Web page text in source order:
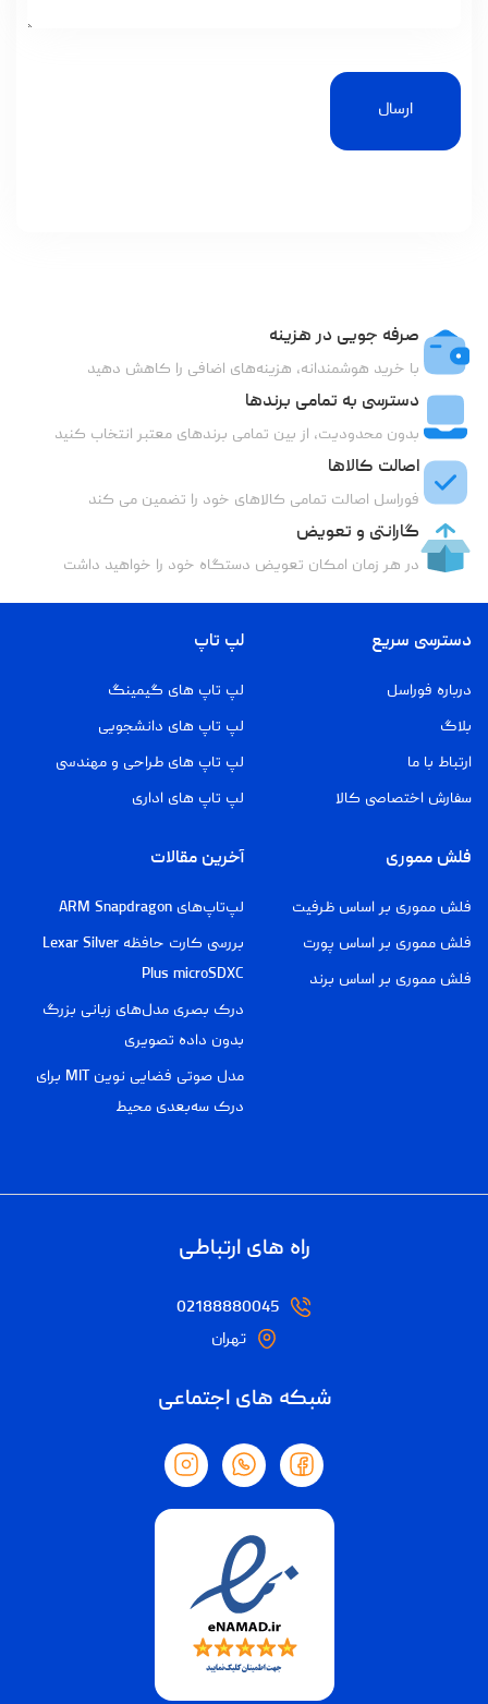
ارسال
صرفه جویی در هزینه
با خرید هوشمندانه، هزینه‌های اضافی را کاهش دهید
دسترسی به تمامی برندها
بدون محدودیت، از بین تمامی برندهای معتبر انتخاب کنید
اصالت کالاها
فوراسل اصالت تمامی کالاهای خود را تضمین می کند
گارانتی و تعویض
در هر زمان امکان تعویض دستگاه خود را خواهید داشت
دسترسی سریع
درباره فوراسل
بلاگ
ارتباط با ما
سفارش اختصاصی کالا
لپ تاپ
لپ تاپ های گیمینگ
لپ تاپ های دانشجویی
لپ تاپ های طراحی و مهندسی
لپ تاپ های اداری
فلش مموری
فلش مموری بر اساس ظرفیت
فلش مموری بر اساس پورت
فلش مموری بر اساس برند
آخرین مقالات
لپ‌تاپ‌های ARM Snapdragon
بررسی کارت حافظه Lexar Silver
Plus microSDXC
درک بصری مدل‌های زبانی بزرگ
بدون داده تصویری
مدل صوتی فضایی نوین MIT برای
درک سه‌بعدی محیط
راه های ارتباطی
02188880045
تهران
شبکه های اجتماعی